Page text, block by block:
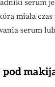
serum
miała
serum
pod